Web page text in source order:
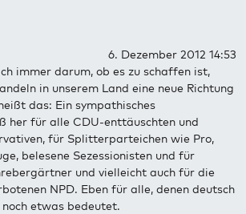
6. Dezember 2012 14:53
immer darum, ob es zu schaffen ist,
in unserem Land eine neue Richtung
das: Ein sympathisches
her für alle CDU-enttäuschten und
für Splitterparteichen wie Pro,
belesene Sezessionisten und für
und vielleicht auch für die
NPD. Eben für alle, denen deutsch
etwas bedeutet.